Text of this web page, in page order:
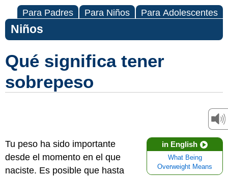
Para Padres Para Niños Para Adolescentes
Niños
Qué significa tener
sobrepeso
in English
What Being
Overweight Means
Tu peso ha sido importante
desde el momento en el que
naciste. Es posible que hasta